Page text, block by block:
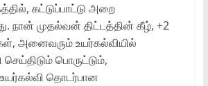
கட்டுப்பாட்டு அறை
நான் முதல்வன் திட்டத்தின் கீழ், +2
அனைவரும் உயர்கல்வியில்
பொருட்டும்,
தொடர்பான